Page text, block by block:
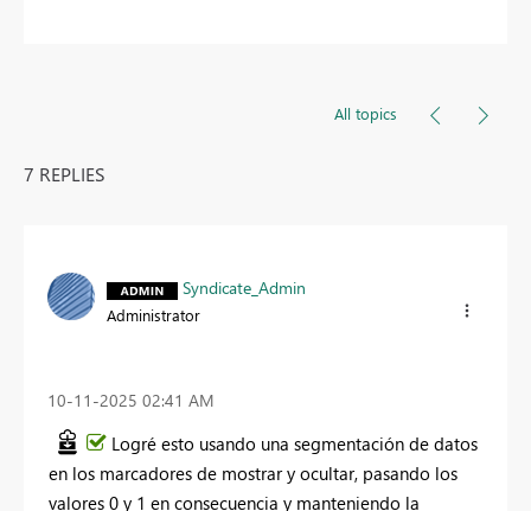
All topics
7 REPLIES
Syndicate_Admin
Administrator
‎10-11-2025 02:41 AM
Logré esto usando una segmentación de datos
en los marcadores de mostrar y ocultar, pasando los
valores 0 y 1 en consecuencia y manteniendo la